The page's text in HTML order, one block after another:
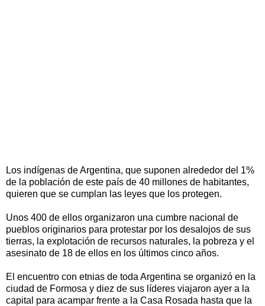
Los indígenas de Argentina, que suponen alrededor del 1%
de la población de este país de 40 millones de habitantes,
quieren que se cumplan las leyes que los protegen.
Unos 400 de ellos organizaron una cumbre nacional de
pueblos originarios para protestar por los desalojos de sus
tierras, la explotación de recursos naturales, la pobreza y el
asesinato de 18 de ellos en los últimos cinco años.
El encuentro con etnias de toda Argentina se organizó en la
ciudad de Formosa y diez de sus líderes viajaron ayer a la
capital para acampar frente a la Casa Rosada hasta que la